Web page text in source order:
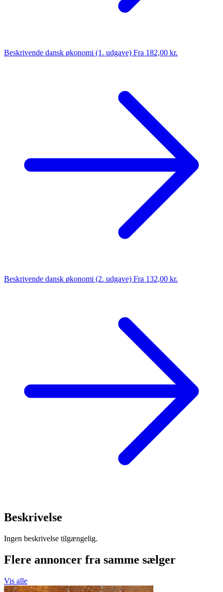
Beskrivende dansk økonomi (1. udgave) Fra 182,00 kr.
Beskrivende dansk økonomi (2. udgave) Fra 132,00 kr.
Beskrivelse
Ingen beskrivelse tilgængelig.
Flere annoncer fra samme sælger
Vis alle